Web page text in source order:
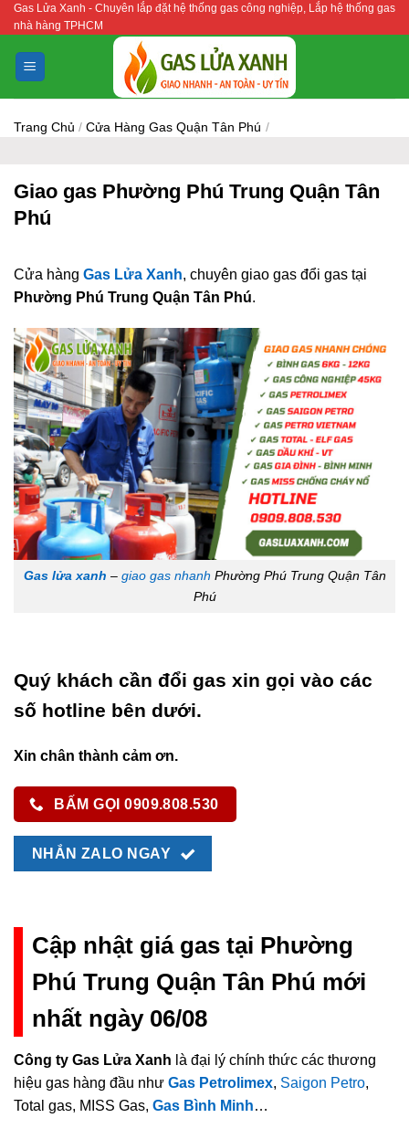
Bỏ
qua
nội
dung
Gas Lửa Xanh - Chuyên lắp đặt hệ thống gas công nghiệp, Lắp hệ thống gas
nhà hàng TPHCM
Trang Chủ / Cửa Hàng Gas Quận Tân Phú /
Giao gas Phường Phú Trung Quận Tân
Phú
Cửa hàng Gas Lửa Xanh, chuyên giao gas đổi gas tại
Phường Phú Trung Quận Tân Phú.
Gas lửa xanh – giao gas nhanh Phường Phú Trung Quận Tân
Phú
Quý khách cần đổi gas xin gọi vào các
số hotline bên dưới.
Xin chân thành cảm ơn.
BẤM GỌI 0909.808.530
NHẮN ZALO NGAY
Cập nhật giá gas tại Phường
Phú Trung Quận Tân Phú mới
nhất ngày 06/08
Công ty Gas Lửa Xanh là đại lý chính thức các thương
hiệu gas hàng đầu như Gas Petrolimex, Saigon Petro,
Total gas, MISS Gas, Gas Bình Minh…